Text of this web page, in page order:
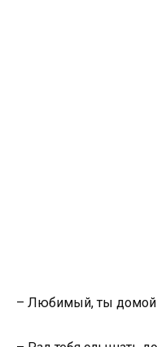
– Любимый, ты домой